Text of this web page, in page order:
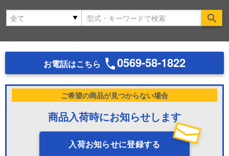
お電話はこちら 0569-58-1822
ご希望の商品が見つからない場合
商品入荷時にお知らせします
入荷お知らせに登録する